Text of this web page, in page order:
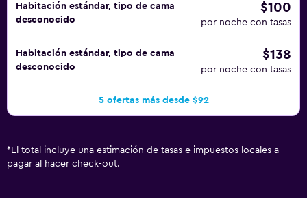
Habitación estándar, tipo de cama
desconocido
$100
por noche con tasas
Habitación estándar, tipo de cama
desconocido
$138
por noche con tasas
5 ofertas más desde $92
* El total incluye una estimación de tasas e impuestos locales a
pagar al hacer check-out.